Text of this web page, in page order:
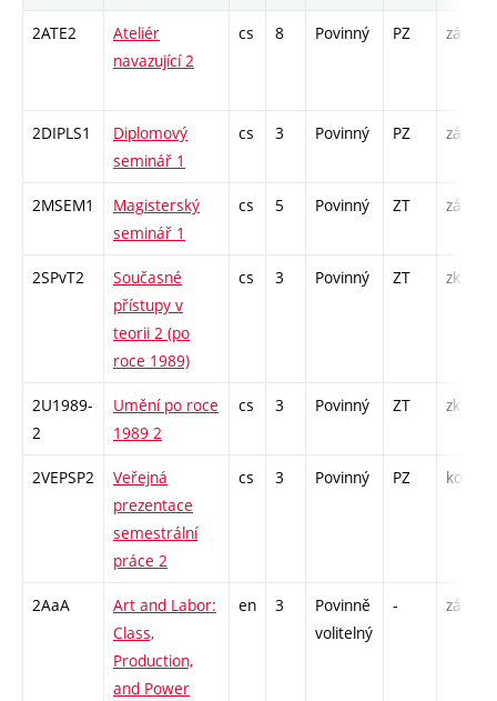
2ATE2
Ateliér
navazující 2
cs 8 Povinný PZ zá
2DIPLS1
Diplomový
seminář 1
cs 3 Povinný PZ zá
2MSEM1
Magisterský
seminář 1
cs 5 Povinný ZT zá
2SPvT2
Současné
přístupy v
teorii 2 (po
roce 1989)
cs 3 Povinný ZT zk
2U1989-
2
Umění po roce
1989 2
cs 3 Povinný ZT zk
2VEPSP2
Veřejná
prezentace
semestrální
práce 2
cs 3 Povinný PZ kol
2AaA
Art and Labor:
Class,
Production,
and Power
en 3
Povinně
volitelný
- zá